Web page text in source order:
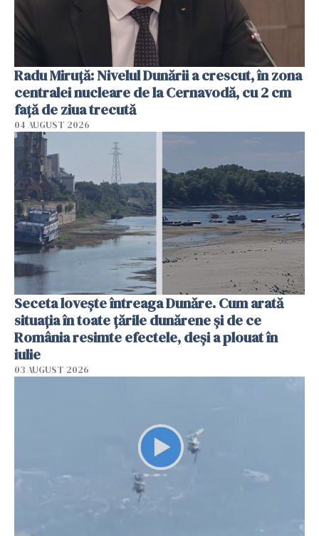
Radu Miruţă: Nivelul Dunării a crescut, în zona
centralei nucleare de la Cernavodă, cu 2 cm
faţă de ziua trecută
04 AUGUST 2026
Seceta lovește întreaga Dunăre. Cum arată
situația în toate țările dunărene și de ce
România resimte efectele, deși a plouat în
iulie
03 AUGUST 2026